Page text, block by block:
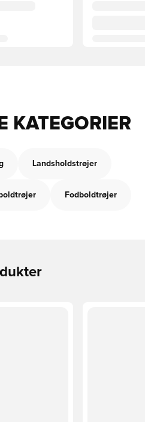
KATEGORIER
Landsholdstrøjer
Fodboldtrøjer